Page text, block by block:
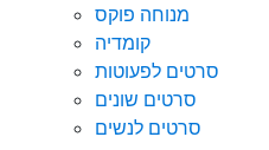
מנוחה פוקס
קומדיה
סרטים לפעוטות
סרטים שונים
סרטים לנשים